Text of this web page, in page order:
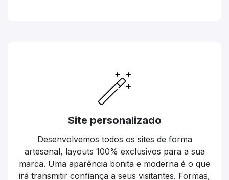
Site personalizado
Desenvolvemos todos os sites de forma
artesanal, layouts 100% exclusivos para a sua
marca. Uma aparência bonita e moderna é o que
irá transmitir confiança a seus visitantes. Formas,